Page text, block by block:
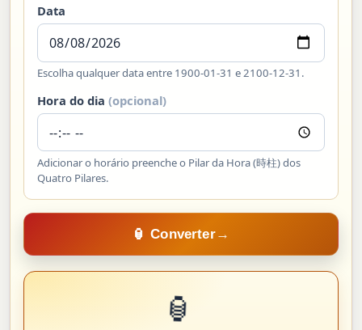
Data
Escolha qualquer data entre 1900-01-31 e 2100-12-31.
Hora do dia(opcional)
Adicionar o horário preenche o Pilar da Hora (時柱) dos
Quatro Pilares.
🏮 Converter→
🏮